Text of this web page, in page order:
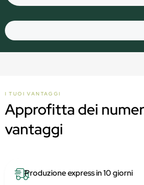
I TUOI VANTAGGI
Approfitta dei
vantaggi
Produzione express in 10 giorni